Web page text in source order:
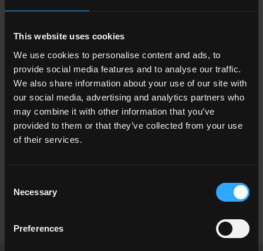
This website uses cookies
We use cookies to personalise content and ads, to
provide social media features and to analyse our traffic.
We also share information about your use of our site with
our social media, advertising and analytics partners who
may combine it with other information that you’ve
provided to them or that they’ve collected from your use
of their services.
Selection
Necessary
Preferences
Ristorante Da Quei Matti,
Leggi di più